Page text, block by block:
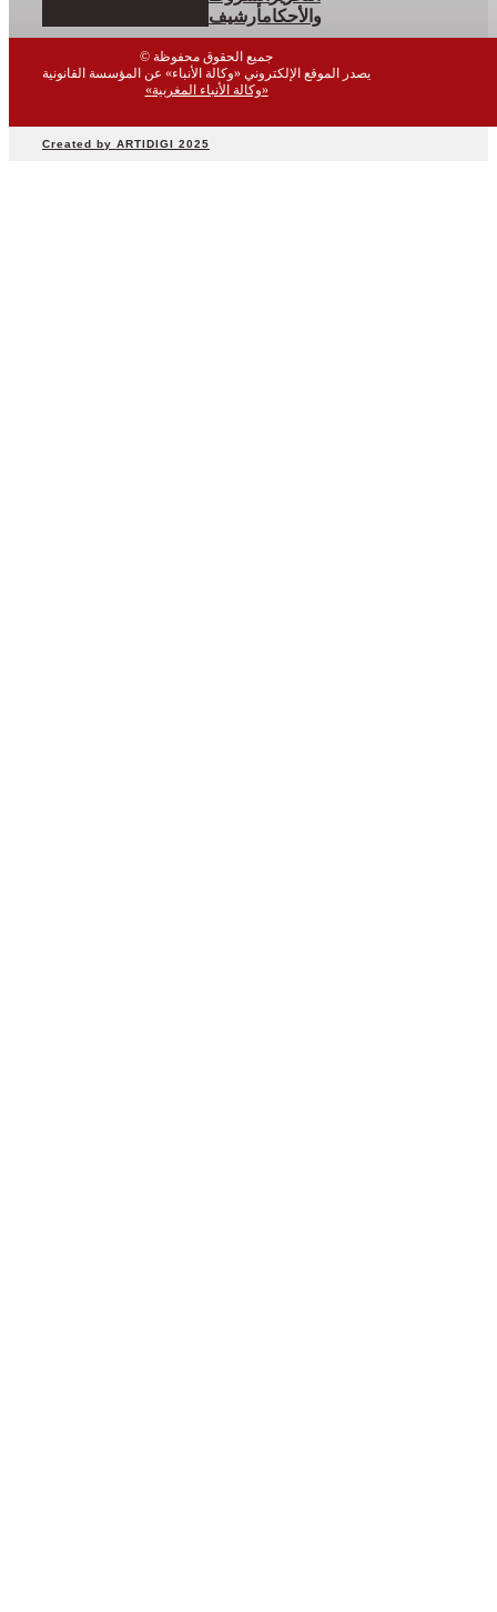
والأحكامأرشيف
© جميع الحقوق محفوظة
يصدر الموقع الإلكتروني «وكالة الأنباء» عن المؤسسة القانونية
«وكالة الأنباء المغربية»
Created by ARTIDIGI 2025